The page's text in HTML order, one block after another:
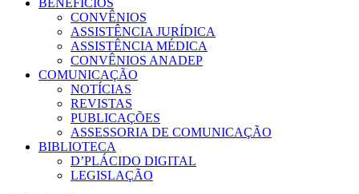
CONVÊNIOS
ASSISTÊNCIA JURÍDICA
ASSISTÊNCIA MÉDICA
CONVÊNIOS ANADEP
COMUNICAÇÃO
NOTÍCIAS
REVISTAS
PUBLICAÇÕES
ASSESSORIA DE COMUNICAÇÃO
BIBLIOTECA
D’PLÁCIDO DIGITAL
LEGISLAÇÃO